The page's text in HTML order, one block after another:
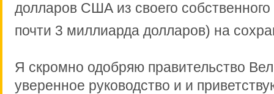
долларов США из своего
почти 3 миллиарда долларов) на
Я скромно одобряю правительство
уверенное руководство и и